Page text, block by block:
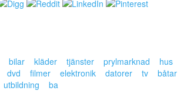
bilar kläder tjänster prylmarknad
hus
dvd filmer elektronik datorer tv
båtar
utbildning ba